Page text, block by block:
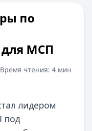
по
для МСП
Время чтения: 4 мин
лидером
под